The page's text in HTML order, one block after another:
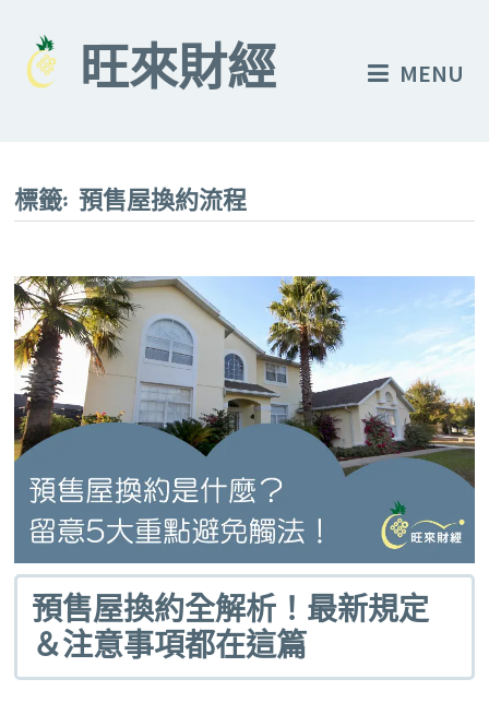
content
旺來財經 MENU
標籤:預售屋換約流程
預售屋換約全解析！最新規定
＆注意事項都在這篇